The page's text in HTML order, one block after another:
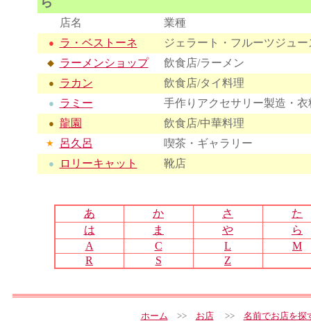
店名 業種
● ラ・ベストーネ ジェラート・フルーツジュー
◆ ラーメンショップ 飲食店/ラーメン
● ラカン 飲食店/タイ料理
● ラミー 手作りアクセサリー製造・衣
● 龍園 飲食店/中華料理
★ 呂久呂 喫茶・ギャラリー
● ロリーキャット 靴店
あ か さ
た
は
ま や
ら
A
C L
M
R
S Z
ホーム >> お店>> 名前でお店を探